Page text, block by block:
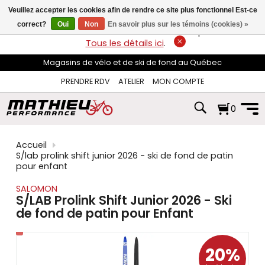
flèches
haut
et
pour
sélectionner
disponible.
Appuyez
pour
accéder
au
de
recherche
sélectionné.
Les
LIVRAISON GRATUITEsur les commandes de plus de 74$*.
Tous les détails ici.
Magasins de vélo et de ski de fond au Québec
PRENDRE RDV
ATELIER MON COMPTE
0
Accueil
S/lab prolink shift junior 2026 - ski de fond de patin
pour enfant
SALOMON
S/LAB Prolink Shift Junior 2026 - Ski
de fond de patin pour Enfant
20%
Veuillez accepter les cookies afin de rendre ce site plus fonctionnel Est-ce
correct?
Oui Non En savoir plus sur les témoins (cookies) »